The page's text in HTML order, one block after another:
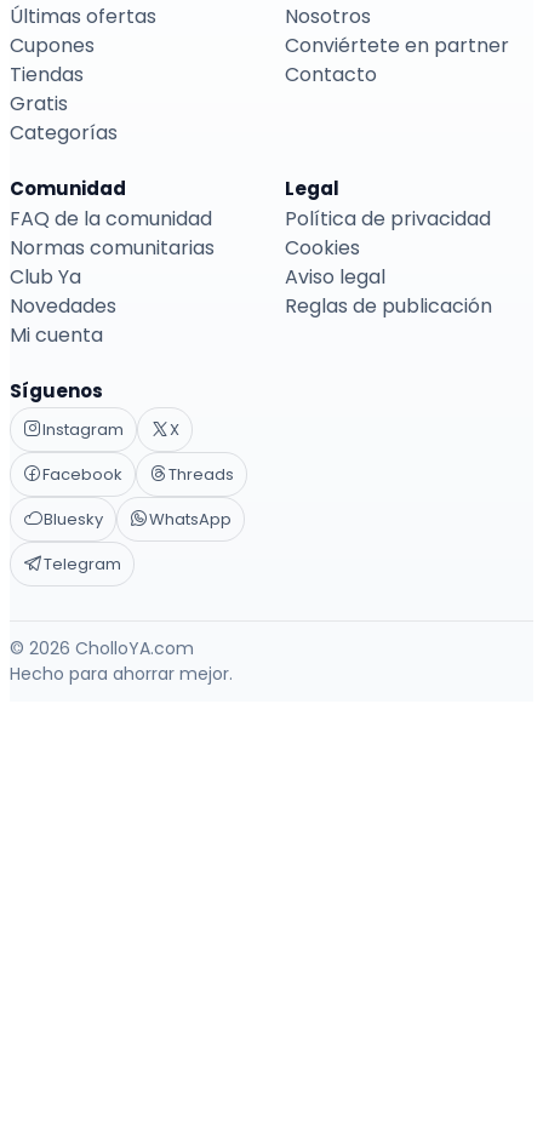
Últimas ofertas
Cupones
Tiendas
Gratis
Categorías
Nosotros
Conviértete en partner
Contacto
Comunidad
FAQ de la comunidad
Normas comunitarias
Club Ya
Novedades
Mi cuenta
Legal
Política de privacidad
Cookies
Aviso legal
Reglas de publicación
Síguenos
Instagram
X
Facebook
Threads
Bluesky
WhatsApp
Telegram
© 2026 CholloYA.com
Hecho para ahorrar mejor.